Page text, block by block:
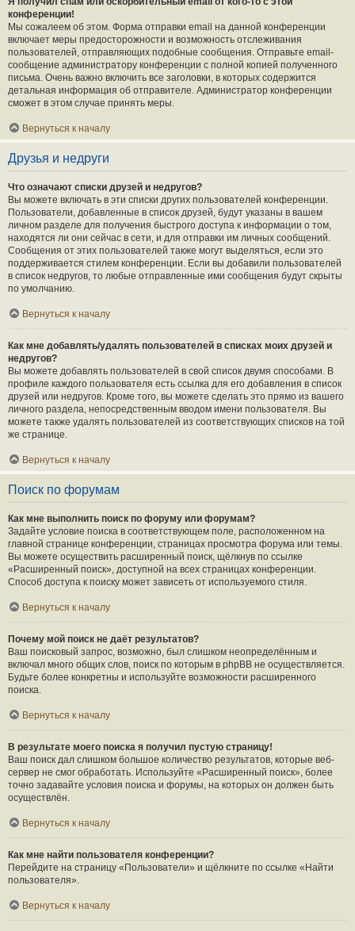
конференции!
Мы сожалеем об этом. Форма отправки email на данной конференции
включает меры предосторожности и возможность отслеживания
пользователей, отправляющих подобные сообщения. Отправьте email-
сообщение администратору конференции с полной копией полученного
письма. Очень важно включить все заголовки, в которых содержится
детальная информация об отправителе. Администратор конференции
сможет в этом случае принять меры.
Вернуться к началу
Друзья и недруги
Что означают списки друзей и недругов?
Вы можете включать в эти списки других пользователей конференции.
Пользователи, добавленные в список друзей, будут указаны в вашем
личном разделе для получения быстрого доступа к информации о том,
находятся ли они сейчас в сети, и для отправки им личных сообщений.
Сообщения от этих пользователей также могут выделяться, если это
поддерживается стилем конференции. Если вы добавили пользователей
в список недругов, то любые отправленные ими сообщения будут скрыты
по умолчанию.
Вернуться к началу
Как мне добавлять/удалять пользователей в списках моих друзей и
недругов?
Вы можете добавлять пользователей в свой список двумя способами. В
профиле каждого пользователя есть ссылка для его добавления в список
друзей или недругов. Кроме того, вы можете сделать это прямо из вашего
личного раздела, непосредственным вводом имени пользователя. Вы
можете также удалять пользователей из соответствующих списков на той
же странице.
Вернуться к началу
Поиск по форумам
Как мне выполнить поиск по форуму или форумам?
Задайте условие поиска в соответствующем поле, расположенном на
главной странице конференции, страницах просмотра форума или темы.
Вы можете осуществить расширенный поиск, щёлкнув по ссылке
«Расширенный поиск», доступной на всех страницах конференции.
Способ доступа к поиску может зависеть от используемого стиля.
Вернуться к началу
Почему мой поиск не даёт результатов?
Ваш поисковый запрос, возможно, был слишком неопределённым и
включал много общих слов, поиск по которым в phpBB не осуществляется.
Будьте более конкретны и используйте возможности расширенного
поиска.
Вернуться к началу
В результате моего поиска я получил пустую страницу!
Ваш поиск дал слишком большое количество результатов, которые веб-
сервер не смог обработать. Используйте «Расширенный поиск», более
точно задавайте условия поиска и форумы, на которых он должен быть
осуществлён.
Вернуться к началу
Как мне найти пользователя конференции?
Перейдите на страницу «Пользователи» и щёлкните по ссылке «Найти
пользователя».
Вернуться к началу